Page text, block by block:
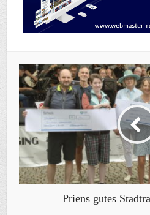
Priens gutes